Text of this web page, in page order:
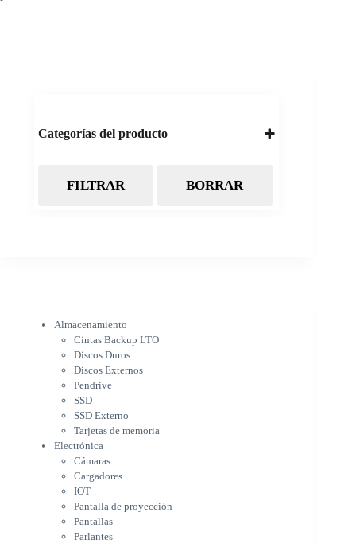
Categorías del producto
Almacenamiento
Cámaras
Cargadores
IOT
Pantalla de proyección
Pantallas
Parlantes
Proyectores
Relojes Inteligentes
Televisores
Gaming
Escritorios & Sillas
Hogar
Bebés & Niños
Conservadoras & Térmicos
FILTRAR BORRAR
Almacenamiento
Cintas Backup LTO
Discos Duros
Discos Externos
Pendrive
SSD
SSD Externo
Tarjetas de memoria
Electrónica
Cámaras
Cargadores
IOT
Pantalla de proyección
Pantallas
Parlantes